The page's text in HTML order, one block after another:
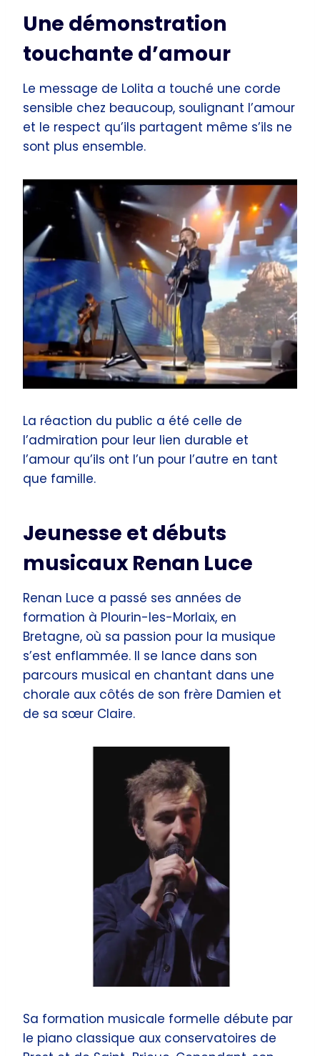
Une démonstration
touchante d’amour
Le message de Lolita a touché une corde
sensible chez beaucoup, soulignant l’amour
et le respect qu’ils partagent même s’ils ne
sont plus ensemble.
La réaction du public a été celle de
l’admiration pour leur lien durable et
l’amour qu’ils ont l’un pour l’autre en tant
que famille.
Jeunesse et débuts
musicaux Renan Luce
Renan Luce a passé ses années de
formation à Plourin-les-Morlaix, en
Bretagne, où sa passion pour la musique
s’est enflammée. Il se lance dans son
parcours musical en chantant dans une
chorale aux côtés de son frère Damien et
de sa sœur Claire.
Sa formation musicale formelle débute par
le piano classique aux conservatoires de